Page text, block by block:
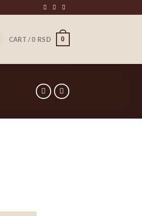
CART /0 RSD 0